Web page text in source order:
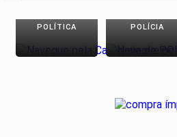
EM ALTA
POLÍTICA POLÍCIA